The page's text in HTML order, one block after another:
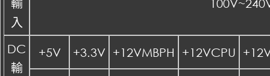
入
DC
輸
+5V +3.3V +12VMBPH +12VCPU